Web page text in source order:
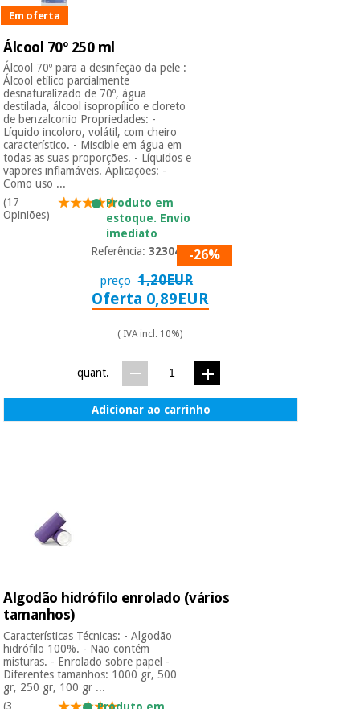
Instrumental
cirúrgico
(liquidação)
Em oferta
Álcool 70º 250 ml
Álcool 70º para a desinfeção da pele :
Álcool etílico parcialmente
desnaturalizado de 70º, água
destilada, álcool isopropílico e cloreto
de benzalconio Propriedades: -
Líquido incoloro, volátil, com cheiro
característico. - Miscible em água em
todas as suas proporções. - Líquidos e
vapores inflamáveis. Aplicações: -
Como uso ...
(17
Opiniões)
Produto em
estoque. Envio
imediato
Referência:3230401-26%
preço 1,20EUR
Oferta 0,89EUR
( IVA incl. 10%)
quant.
Adicionar ao carrinho
Algodão hidrófilo enrolado (vários
tamanhos)
Características Técnicas: - Algodão
hidrófilo 100%. - Não contém
misturas. - Enrolado sobre papel -
Diferentes tamanhos: 1000 gr, 500
gr, 250 gr, 100 gr ...
(3